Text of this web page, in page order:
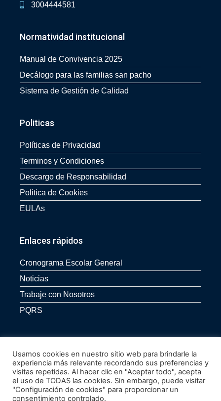
3004444581
Normatividad institucional
Manual de Convivencia 2025
Decálogo para las familias san pacho
Sistema de Gestión de Calidad
Politicas
Políticas de Privacidad
Terminos y Condiciones
Descargo de Responsabilidad
Politica de Cookies
EULAs
Enlaces rápidos
Cronograma Escolar General
Noticias
Trabaje con Nosotros
PQRS
© Todos los derechos reservados a Gimnasio Campestre San Francisco de
Usamos cookies en nuestro sitio web para brindarle la
experiencia más relevante recordando sus preferencias y
visitas repetidas. Al hacer clic en "Aceptar todo", acepta
el uso de TODAS las cookies. Sin embargo, puede visitar
"Configuración de cookies" para proporcionar un
consentimiento controlado.